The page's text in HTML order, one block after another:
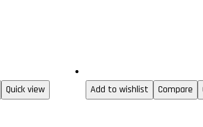
Quick view
Add to wishlist
Compare